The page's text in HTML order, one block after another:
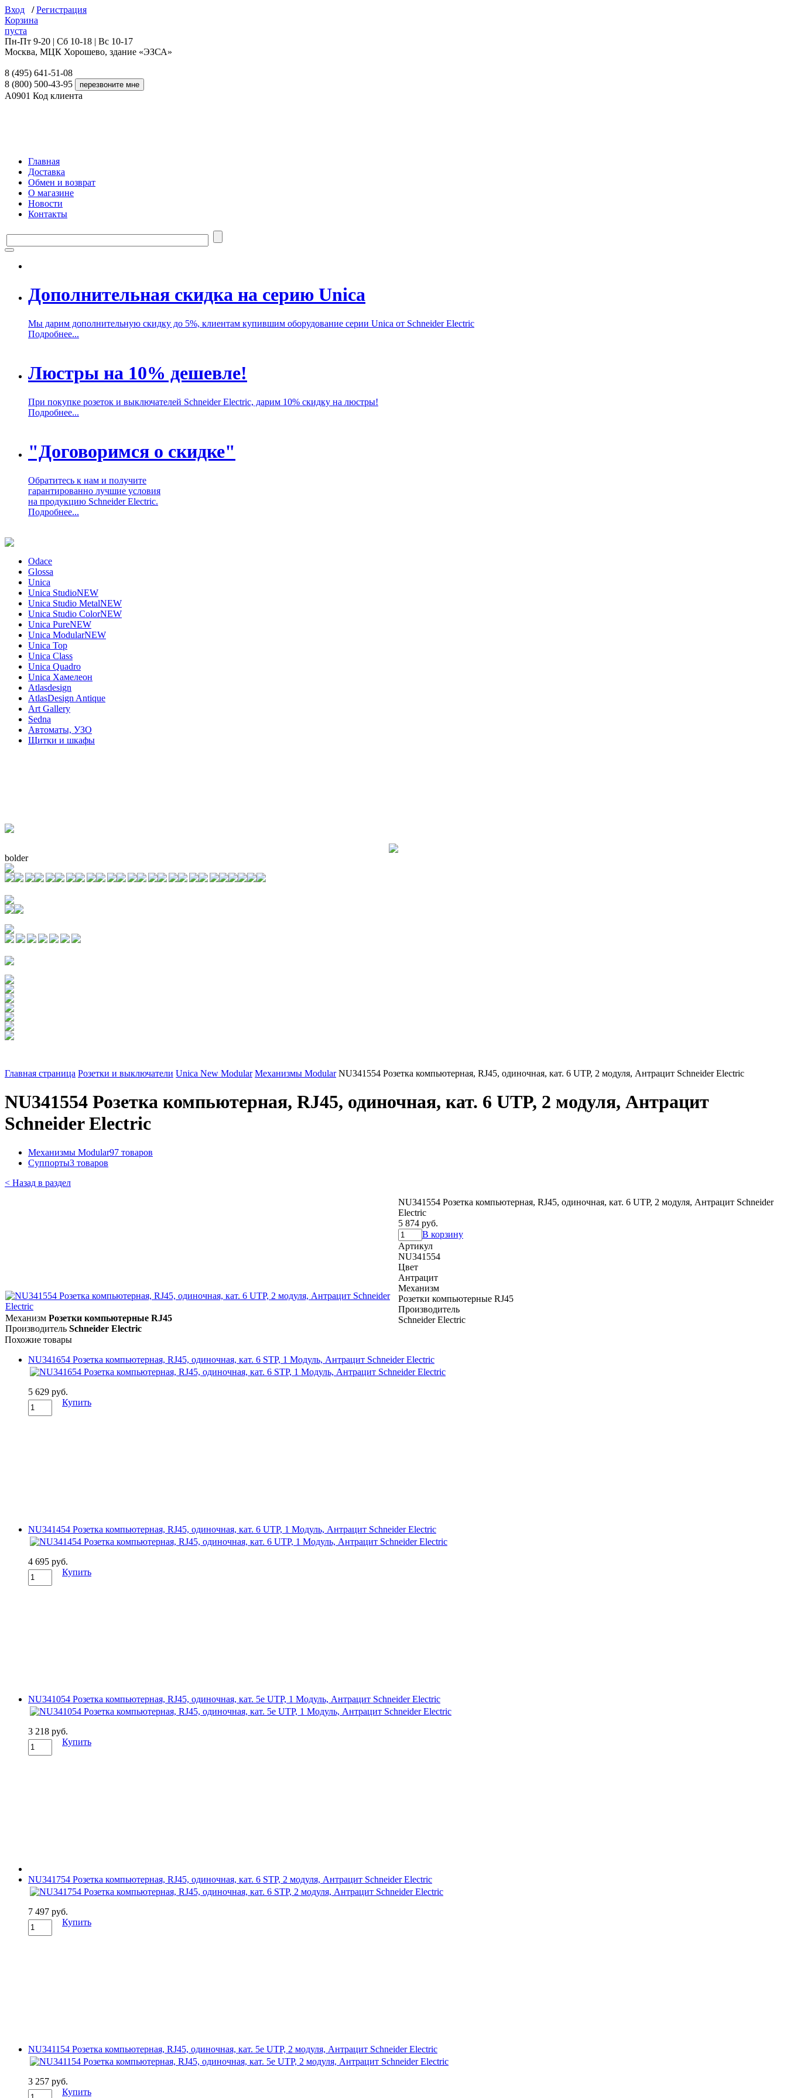
Вход / Регистрация
Корзина
пуста
Пн-Пт 9-20 | Сб 10-18 | Вс 10-17
Москва, МЦК Хорошево, здание «ЭЗСА»
8 (495) 641-51-08
8 (800) 500-43-95
A0901 Код клиента
Главная
Доставка
Обмен и возврат
О магазине
Новости
Контакты
Дополнительная скидка на серию Unica
Мы дарим дополнительную скидку до 5%, клиентам купившим оборудование серии Unica от Schneider Electric
Подробнее...
Люстры на 10% дешевле!
При покупке розеток и выключателей Schneider Electric, дарим 10% скидку на люстры!
Подробнее...
"Договоримся о скидке"
Обратитесь к нам и получите
гарантированно лучшие условия
на продукцию Schneider Electric.
Подробнее...
Odace
Glossa
Unica
Unica StudioNEW
Unica Studio MetalNEW
Unica Studio ColorNEW
Unica PureNEW
Unica ModularNEW
Unica Top
Unica Class
Unica Quadro
Unica Хамелеон
Atlasdesign
AtlasDesign Antique
Art Gallery
Sedna
Автоматы, УЗО
Щитки и шкафы
bolder
Главная страница Розетки и выключатели Unica New Modular Механизмы Modular NU341554 Розетка компьютерная, RJ45, одиночная, кат. 6 UTP, 2 модуля, Антрацит Schneider Electric
NU341554 Розетка компьютерная, RJ45, одиночная, кат. 6 UTP, 2 модуля, Антрацит
Schneider Electric
Механизмы Modular97 товаров
Суппорты3 товаров
< Назад в раздел
NU341554 Розетка компьютерная, RJ45, одиночная, кат. 6 UTP, 2 модуля, Антрацит Schneider
Electric
5 874 руб.
В корзину
Артикул
NU341554
Цвет
Антрацит
Механизм
Розетки компьютерные RJ45
Производитель
Schneider Electric
Механизм Розетки компьютерные RJ45
Производитель Schneider Electric
Похожие товары
NU341654 Розетка компьютерная, RJ45, одиночная, кат. 6 STP, 1 Модуль, Антрацит Schneider Electric
5 629 руб.
Купить
NU341454 Розетка компьютерная, RJ45, одиночная, кат. 6 UTP, 1 Модуль, Антрацит Schneider Electric
4 695 руб.
Купить
NU341054 Розетка компьютерная, RJ45, одиночная, кат. 5е UTP, 1 Модуль, Антрацит Schneider Electric
3 218 руб.
Купить
NU341754 Розетка компьютерная, RJ45, одиночная, кат. 6 STP, 2 модуля, Антрацит Schneider Electric
7 497 руб.
Купить
NU341154 Розетка компьютерная, RJ45, одиночная, кат. 5е UTP, 2 модуля, Антрацит Schneider Electric
3 257 руб.
Купить